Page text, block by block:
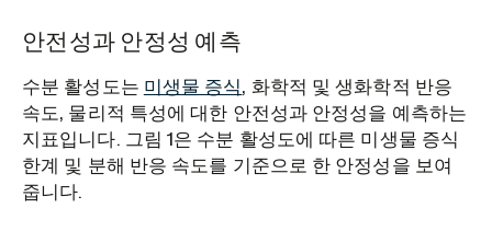
안전성과 안정성 예측
수분 활성도는 미생물 증식, 화학적 및 생화학적 반응
속도, 물리적 특성에 대한 안전성과 안정성을 예측하는
지표입니다. 그림 1은 수분 활성도에 따른 미생물 증식
한계 및 분해 반응 속도를 기준으로 한 안정성을 보여
줍니다.